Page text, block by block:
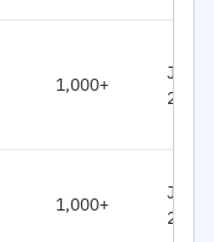
1,000+
Jan,
2026
1,000+
Jan,
2026